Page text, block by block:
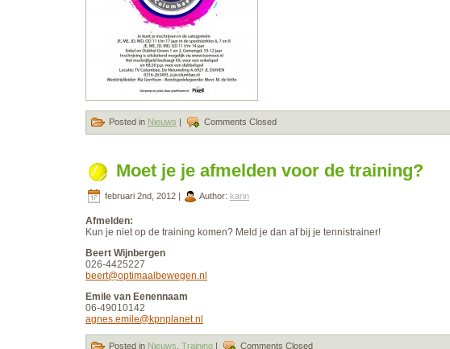
Posted in Nieuws | Comments Closed
Moet je je afmelden voor de training?
februari 2nd, 2012 | Author: karin
Afmelden:
Kun je niet op de training komen? Meld je dan af bij je tennistrainer!
Beert Wijnbergen
026-4425227
beert@optimaalbewegen.nl
Emile van Eenennaam
06-49010142
agnes.emile@kpnplanet.nl
Posted in Nieuws Training | Comments Closed